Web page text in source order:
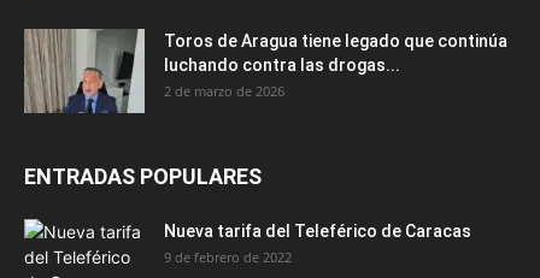
Toros de Aragua tiene legado que continúa
luchando contra las drogas...
2 de marzo de 2026
ENTRADAS POPULARES
Nueva tarifa del Teleférico de Caracas
9 de febrero de 2022